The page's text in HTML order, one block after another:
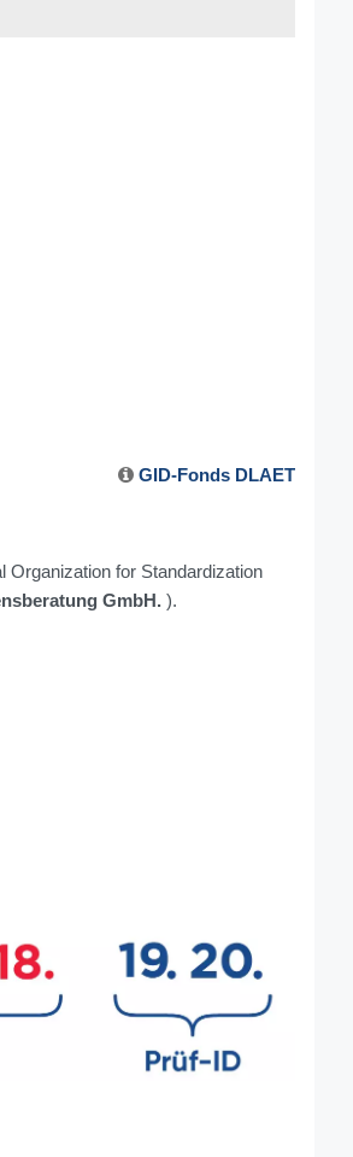
GID-Fonds DLAET
Organization for Standardization
GmbH. ).